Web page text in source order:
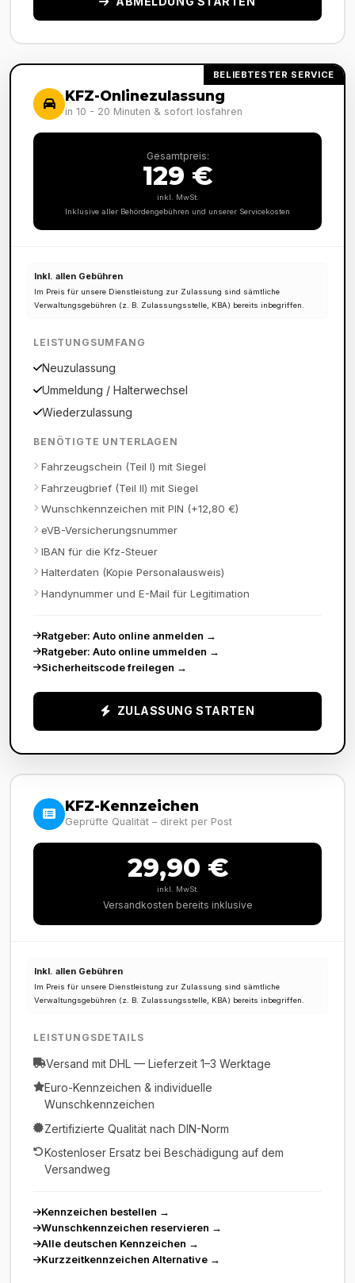
BELIEBTESTER SERVICE
KFZ-Onlinezulassung
in 10 - 20 Minuten & sofort losfahren
Gesamtpreis:
129 €
inkl. MwSt.
Inklusive aller Behördengebühren und unserer Servicekosten
Inkl. allen Gebühren
Im Preis für unsere Dienstleistung zur Zulassung sind sämtliche
Verwaltungsgebühren (z. B. Zulassungsstelle, KBA) bereits inbegriffen.
LEISTUNGSUMFANG
Neuzulassung
Ummeldung / Halterwechsel
Wiederzulassung
BENÖTIGTE UNTERLAGEN
Fahrzeugschein (Teil I) mit Siegel
Fahrzeugbrief (Teil II) mit Siegel
Wunschkennzeichen mit PIN (+12,80 €)
eVB-Versicherungsnummer
IBAN für die Kfz-Steuer
Halterdaten (Kopie Personalausweis)
Handynummer und E-Mail für Legitimation
Ratgeber: Auto online anmelden →
Ratgeber: Auto online ummelden →
Sicherheitscode freilegen →
ZULASSUNG STARTEN
KFZ-Kennzeichen
Geprüfte Qualität – direkt per Post
29,90 €
inkl. MwSt.
Versandkosten bereits inklusive
Inkl. allen Gebühren
Im Preis für unsere Dienstleistung zur Zulassung sind sämtliche
Verwaltungsgebühren (z. B. Zulassungsstelle, KBA) bereits inbegriffen.
LEISTUNGSDETAILS
Versand mit DHL — Lieferzeit 1–3 Werktage
Euro-Kennzeichen & individuelle
Wunschkennzeichen
Zertifizierte Qualität nach DIN-Norm
Kostenloser Ersatz bei Beschädigung auf dem
Versandweg
Kennzeichen bestellen →
Wunschkennzeichen reservieren →
Alle deutschen Kennzeichen →
Kurzzeitkennzeichen Alternative →